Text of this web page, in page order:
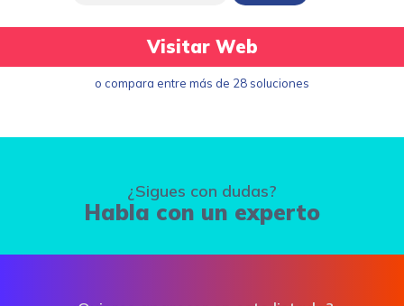
Visitar Web
o compara entre más de 28 soluciones
¿Sigues con dudas?
Habla con un experto